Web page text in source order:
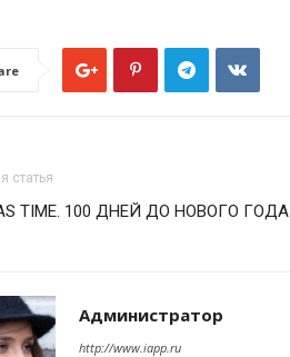
статья
TIME. 100 ДНЕЙ ДО НОВОГО ГОДА
Администратор
http://www.iapp.ru